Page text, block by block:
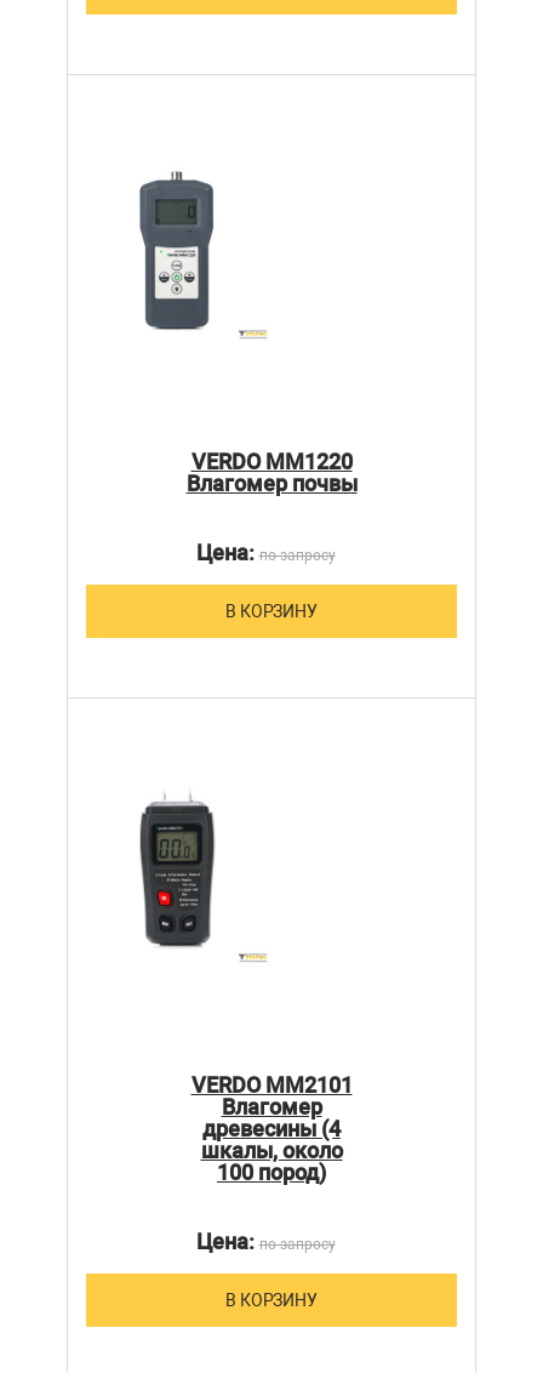
VERDO MM1220
Влагомер почвы
Цена:по запросу
В КОРЗИНУ
VERDO MM2101
Влагомер
древесины (4
шкалы, около
100 пород)
Цена:по запросу
В КОРЗИНУ